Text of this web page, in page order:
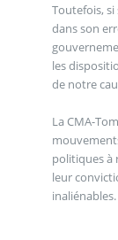
Toutefois, si
dans son
les
de notre
La CMA-
politiques à
leur
inaliénables.